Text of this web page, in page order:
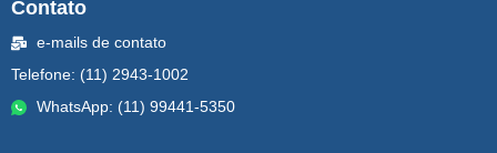
Contato
e-mails de contato
Telefone: (11) 2943-1002
WhatsApp: (11) 99441-5350